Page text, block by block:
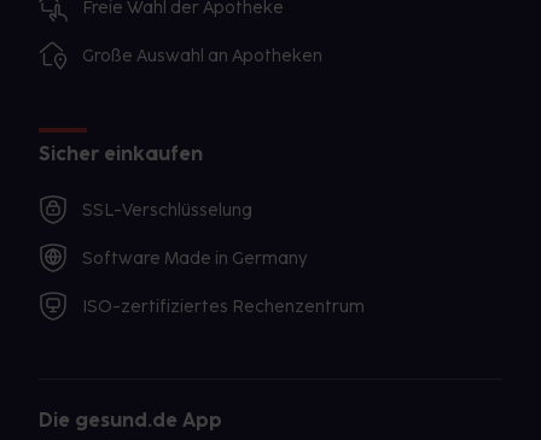
Freie Wahl der Apotheke
Große Auswahl an Apotheken
Sicher einkaufen
SSL-Verschlüsselung
Software Made in Germany
ISO-zertifiziertes Rechenzentrum
Die gesund.de App